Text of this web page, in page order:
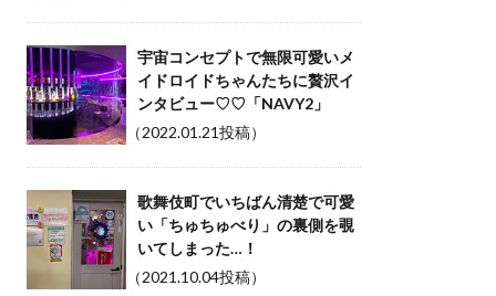
宇宙コンセプトで無限可愛いメ
イドロイドちゃんたちに贅沢イ
ンタビュー♡♡「NAVY2」
（2022.01.21投稿）
歌舞伎町でいちばん清楚で可愛
い「ちゅちゅべり」の裏側を覗
いてしまった…！
（2021.10.04投稿）